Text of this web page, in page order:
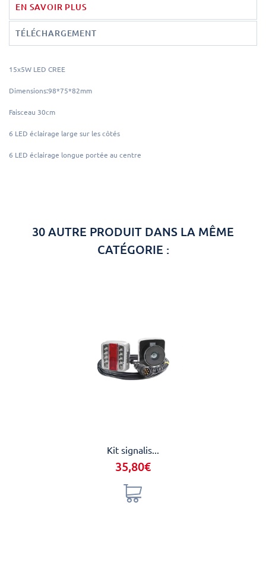
EN SAVOIR PLUS
TÉLÉCHARGEMENT
15x5W LED CREE
Dimensions:98*75*82mm
Faisceau 30cm
6 LED éclairage large sur les côtés
6 LED éclairage longue portée au centre
30 AUTRE PRODUIT DANS LA MÊME
CATÉGORIE :
Kit signalis...
35,80€